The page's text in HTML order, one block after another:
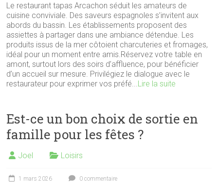
Le restaurant tapas Arcachon séduit les amateurs de
cuisine conviviale. Des saveurs espagnoles s’invitent aux
abords du bassin. Les établissements proposent des
assiettes à partager dans une ambiance détendue. Les
produits issus de la mer côtoient charcuteries et fromages,
idéal pour un moment entre amis.Réservez votre table en
amont, surtout lors des soirs d’affluence, pour bénéficier
d’un accueil sur mesure. Privilégiez le dialogue avec le
restaurateur pour exprimer vos préfé...Lire la suite
Est-ce un bon choix de sortie en
famille pour les fêtes ?
Joel Loisirs
1 mars 2026 0 commentaire